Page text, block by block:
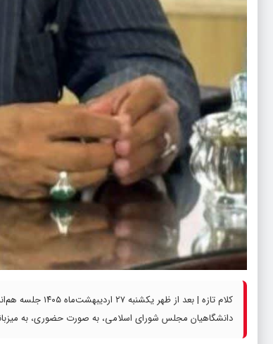
کلام تازه |
دانشگاهیان مجلس شورای اسلامی، به صورت حضوری، به